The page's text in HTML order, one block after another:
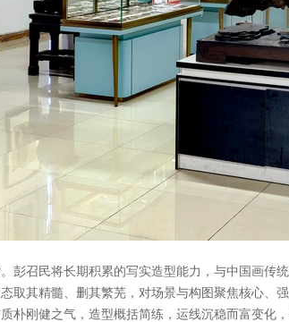
彭召民将长期积累的写实造型能力，与中国画传
取其精髓、删其繁芜，对场景与构图聚焦核心、
朴刚健之气，造型概括简练，运线沉稳而富变化